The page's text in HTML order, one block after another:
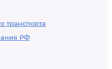
транспорта
РФ